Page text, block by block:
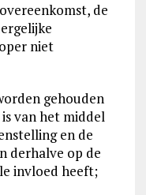
de
niet
gehouden
van het middel
en de
derhalve op de
invloed heeft;